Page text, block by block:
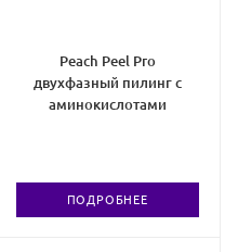
Peach Peel Pro
двухфазный пилинг с
аминокислотами
ПОДРОБНЕЕ